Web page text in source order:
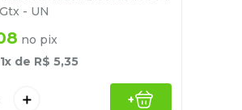
- UN
no pix
1x de R$ 5,35
＋ +